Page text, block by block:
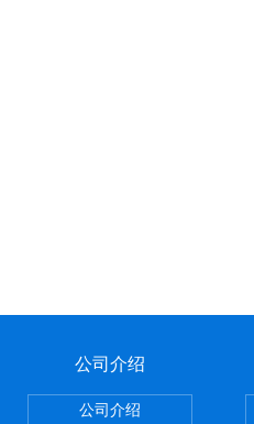
公司介绍
公司介绍